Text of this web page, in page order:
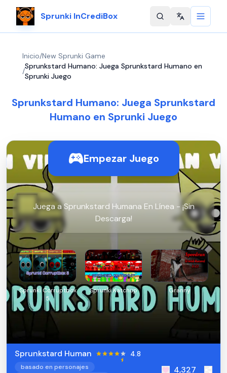
Sprunki InCrediBox Change
Inicio/New Sprunki Game
/
Sprunkstard Humano: Juega Sprunkstard Humano en
Sprunki Juego
Sprunkstard Humano: Juega Sprunkstard
Humano en Sprunki Juego
Empezar Juego
Juega a Sprunkstard Humana En Línea - ¡Sin
Descarga!
Sprunki Corruptbox
5
Sprunki Katchup Granny
Sprunkstard Human 4.8
basado en personajes
4,327